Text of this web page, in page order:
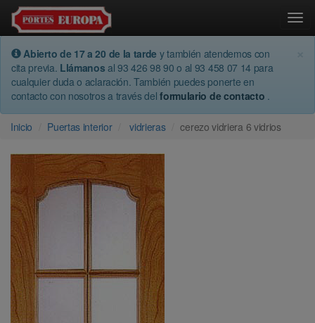
Abierto de 17 a 20 de la tarde y también atendemos con
cita previa. Llámanos al 93 426 98 90 o al 93 458 07 14 para
cualquier duda o aclaración. También puedes ponerte en
contacto con nosotros a través del formulario de contacto .
Inicio Puertas interior vidrieras cerezo vidriera 6 vidrios